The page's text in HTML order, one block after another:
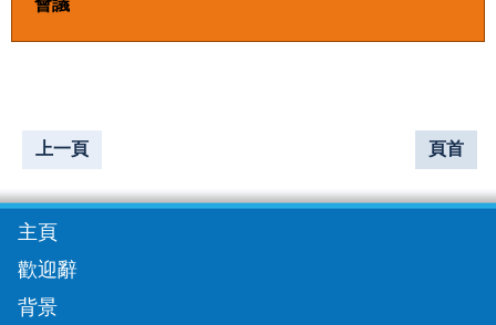
上一頁 頁首
主頁
歡迎辭
背景